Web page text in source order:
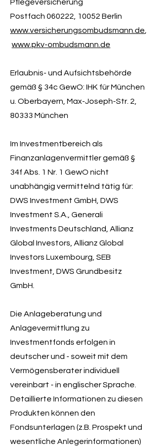
Pflegeversicherung
Postfach 060222, 10052 Berlin
www.versicherungsombudsmann.de
www.pkv-ombudsmann.de
Erlaubnis- und Aufsichtsbehörde
gemäß § 34c GewO: IHK für München
u. Oberbayern, Max-Joseph-Str. 2,
80333 München
Im Investmentbereich als
Finanzanlagenvermittler gemäß §
34f Abs. 1 Nr. 1 GewO nicht
unabhängig vermittelnd tätig für:
DWS Investment GmbH, DWS
Investment S.A., Generali
Investments Deutschland, Allianz
Global Investors, Allianz Global
Investors Luxembourg, SEB
Investment, DWS Grundbesitz
GmbH.
Die Anlageberatung und
Anlagevermittlung zu
Investmentfonds erfolgen in
deutscher und - soweit mit dem
Vermögensberater individuell
vereinbart - in englischer Sprache.
Detaillierte Informationen zu diesen
Produkten können den
Fondsunterlagen (z.B. Prospekt und
wesentliche Anlegerinformationen)